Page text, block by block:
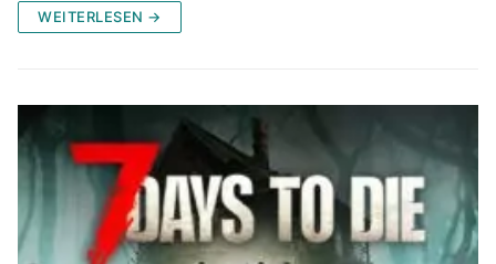
WEITERLESEN →